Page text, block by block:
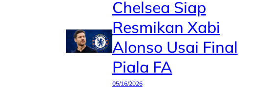
Chelsea Siap
Resmikan Xabi
Alonso Usai Final
Piala FA
05/16/2026